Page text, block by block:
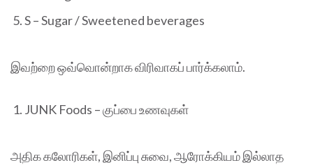
S – Sugar / Sweetened beverages
இவற்றை ஒவ்வொன்றாக விரிவாகப் பார்க்கலாம்.
JUNK Foods – குப்பை உணவுகள்
அதிக கலோரிகள், இனிப்பு சுவை, ஆரோக்கியம் இல்லாத